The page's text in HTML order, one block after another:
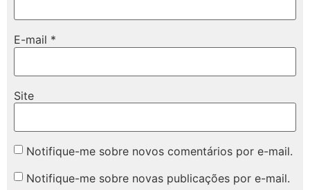
E-mail *
Site
Notifique-me sobre novos comentários por e-mail.
Notifique-me sobre novas publicações por e-mail.